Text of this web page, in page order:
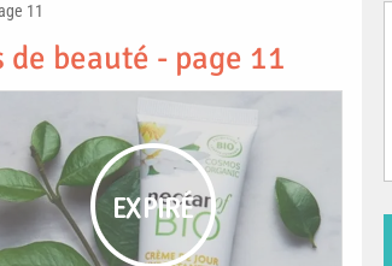
11
beauté - page 11